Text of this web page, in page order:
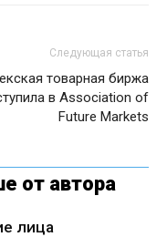
Следующая статья
товарная биржа
в Association of
Future Markets
от автора
лица